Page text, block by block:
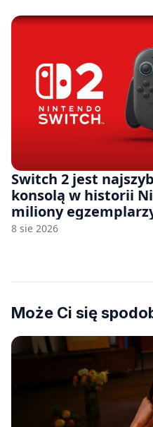
Switch 2 jest
konsolą w historii
miliony
8 sie 2026
Może Ci się